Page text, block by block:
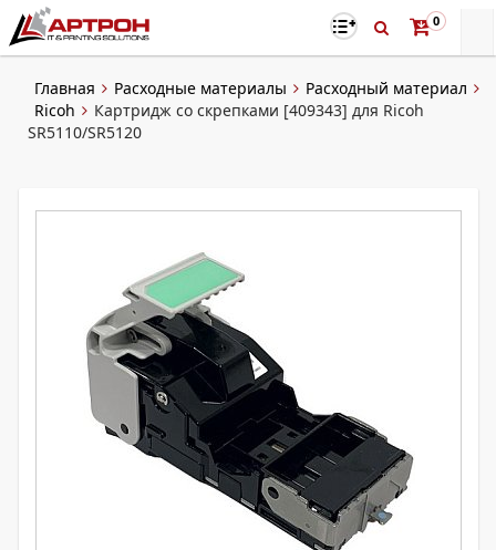
0
Главная Расходные материалы
Расходный материал
Ricoh
Картридж со скрепками [409343] для Ricoh
SR5110/SR5120